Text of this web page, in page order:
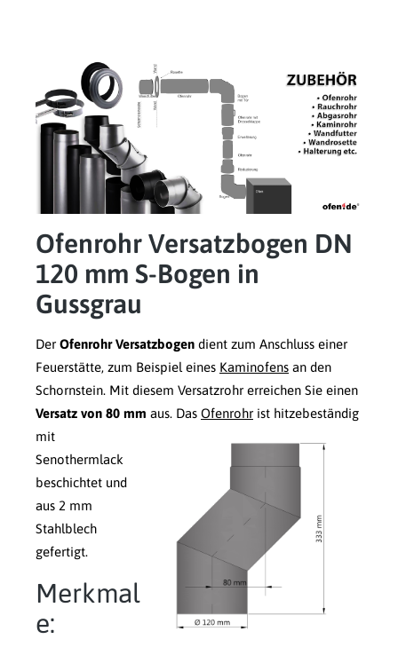
Ofenrohr Versatzbogen DN
120 mm S-Bogen in
Gussgrau
Der Ofenrohr Versatzbogen dient zum Anschluss einer
Feuerstätte, zum Beispiel eines Kaminofens an den
Schornstein. Mit diesem Versatzrohr erreichen Sie einen
Versatz von 80 mm aus. Das Ofenrohr ist hitzebeständig
mit
Senothermlack
beschichtet und
aus 2 mm
Stahlblech
gefertigt.
Merkmal
e: